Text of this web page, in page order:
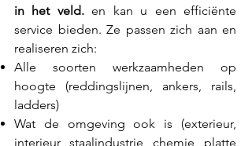
in het veld. en kan u een efficiënte
service bieden. Ze passen zich aan en
realiseren zich:
Alle soorten werkzaamheden op
hoogte (reddingslijnen, ankers, rails,
ladders)
Wat de omgeving ook is (exterieur,
interieur, staalindustrie, chemie, platte